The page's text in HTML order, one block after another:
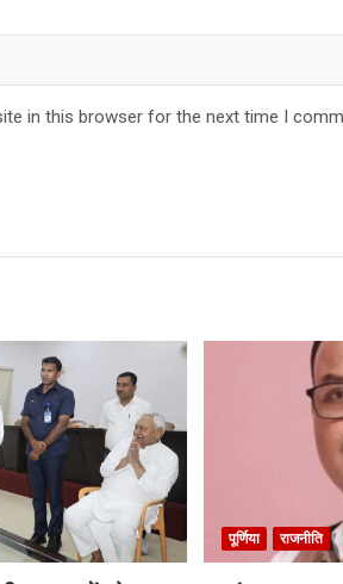
in this browser for the next time I
पूर्णिया राजनीति